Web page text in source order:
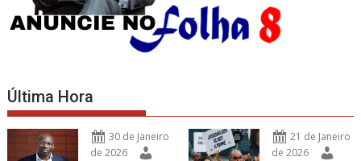
Última Hora
30 de Janeiro
de 2026
21 de Janeiro
de 2026